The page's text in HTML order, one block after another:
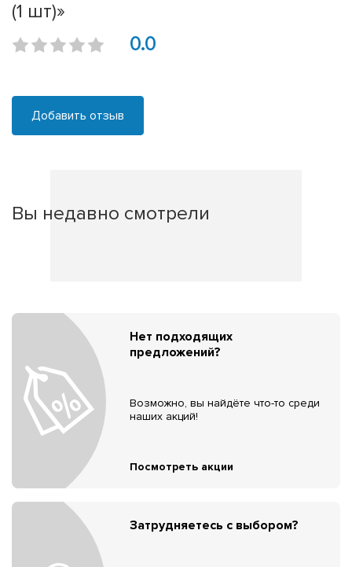
(1 шт)»
0.0
Добавить отзыв
Вы недавно смотрели
Нет подходящих
предложений?
Возможно, вы найдёте что-то среди
наших акций!
Посмотреть акции
Затрудняетесь с выбором?